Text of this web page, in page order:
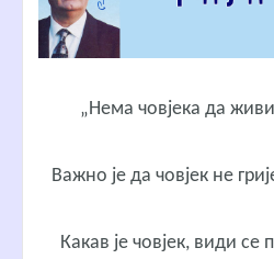
„Нема човјека да
Важно је да човјек не
Какав је човјек, види